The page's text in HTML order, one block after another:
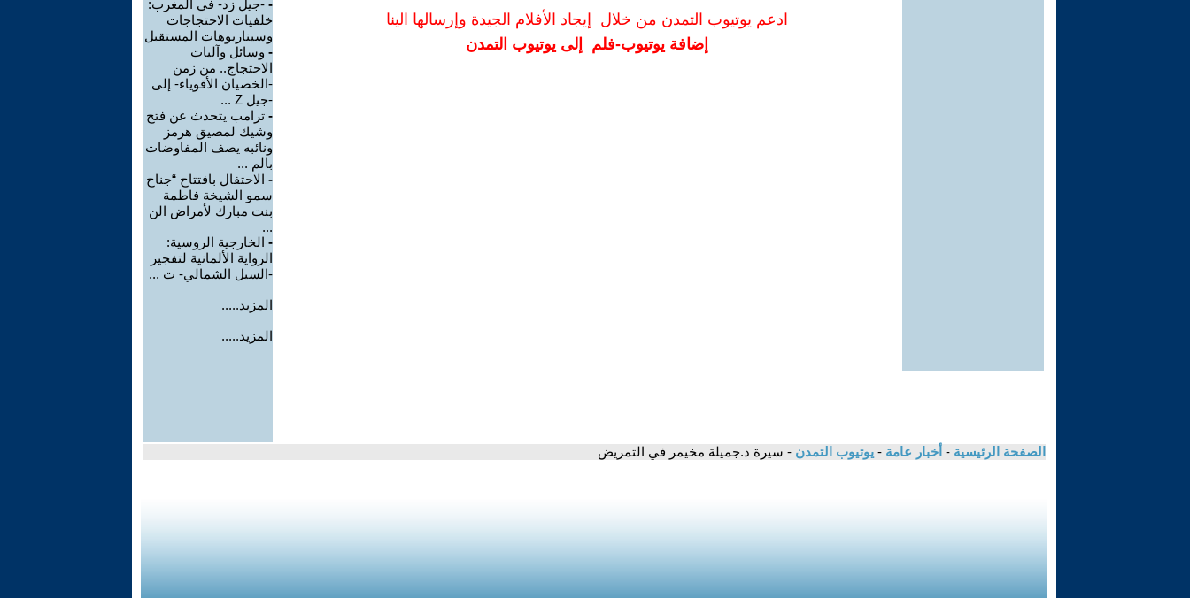
ادعم يوتيوب التمدن من خلال إيجاد الأفلام الجيدة وإرسالها الينا
إضافة يوتيوب-فلم إلى يوتيوب التمدن
- -جيل زد- في المغرب:
خلفيات الاحتجاجات
وسيناريوهات المستقبل
- وسائل وآليات
الاحتجاج.. من زمن
-الخصيان الأقوياء- إلى
-جيل Z ...
- ترامب يتحدث عن فتح
وشيك لمصيق هرمز
ونائبه يصف المفاوضات
بالم ...
- الاحتفال بافتتاح “جناح
سمو الشيخة فاطمة
بنت مبارك لأمراض الن
...
- الخارجية الروسية:
الرواية الألمانية لتفجير
-السيل الشمالي- ت ...
المزيد.....
المزيد.....
الصفحة الرئيسية - أخبار عامة - يوتيوب التمدن - سيرة د.جميلة مخيمر في التمريض